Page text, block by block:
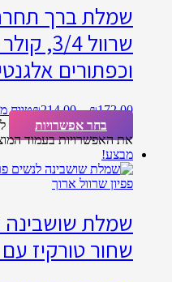
שמלת ברך
שרוול
וכפתורים
₪172.00
–
₪214.00 טווח מחירים:
בחר אפשרויות
את האפשרויות בעמוד
מבצע!
שמלת שושבינה
שחור טורקיז